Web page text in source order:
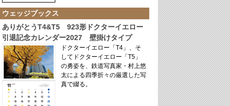
ウェッジブックス
ありがとうT4&T5 923形ドクターイエロー
引退記念カレンダー2027 壁掛けタイプ
ドクターイエロー「T4」、そ
してドクターイエロー「T5」
の勇姿を、鉄道写真家・村上悠
太による四季折々の厳選した写
真で綴る。